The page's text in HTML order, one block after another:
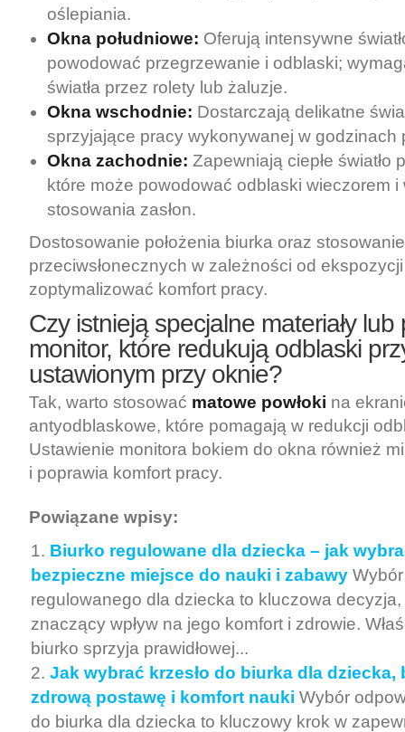
oślepiania.
Okna południowe: Oferują intensywne
powodować przegrzewanie i odblaski;
światła przez rolety lub żaluzje.
Okna wschodnie: Dostarczają delikatne
sprzyjające pracy wykonywanej w godzinach
Okna zachodnie: Zapewniają ciepłe światło
które może powodować odblaski wieczorem i
stosowania zasłon.
Dostosowanie położenia biurka oraz stosowanie
przeciwsłonecznych w zależności od
zoptymalizować komfort pracy.
Czy istnieją specjalne materiały lub
monitor, które redukują odblaski
ustawionym przy oknie?
Tak, warto stosować matowe powłoki na
antyodblaskowe, które pomagają w redukcji
Ustawienie monitora bokiem do okna również
i poprawia komfort pracy.
Powiązane wpisy:
Biurko regulowane dla dziecka – jak
bezpieczne miejsce do nauki i zabawy
regulowanego dla dziecka to kluczowa
znaczący wpływ na jego komfort i zdrowie.
biurko sprzyja prawidłowej...
Jak wybrać krzesło do biurka dla dziecka,
zdrową postawę i komfort nauki Wybór
do biurka dla dziecka to kluczowy krok w